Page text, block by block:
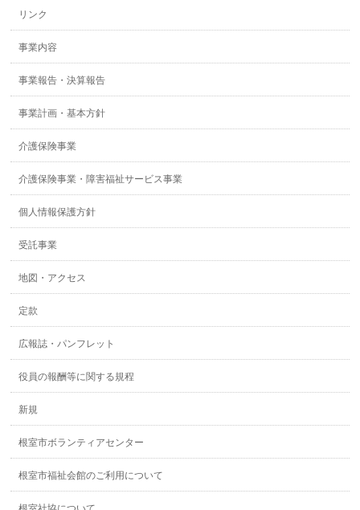
リンク
事業内容
事業報告・決算報告
事業計画・基本方針
介護保険事業
介護保険事業・障害福祉サービス事業
個人情報保護方針
受託事業
地図・アクセス
定款
広報誌・パンフレット
役員の報酬等に関する規程
新規
根室市ボランティアセンター
根室市福祉会館のご利用について